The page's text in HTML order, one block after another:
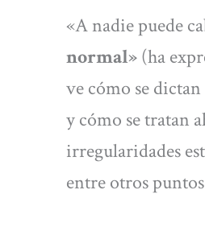
«A nadie puede
normal»(ha
ve cómo se
y cómo se tratan
irregularidades
entre otros